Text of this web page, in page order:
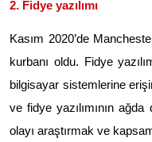
2. Fidye yazılımı
Kasım 2020’de
kurbanı oldu. Fidye
bilgisayar sistemlerine
ve fidye yazılımının
olayı araştırmak ve